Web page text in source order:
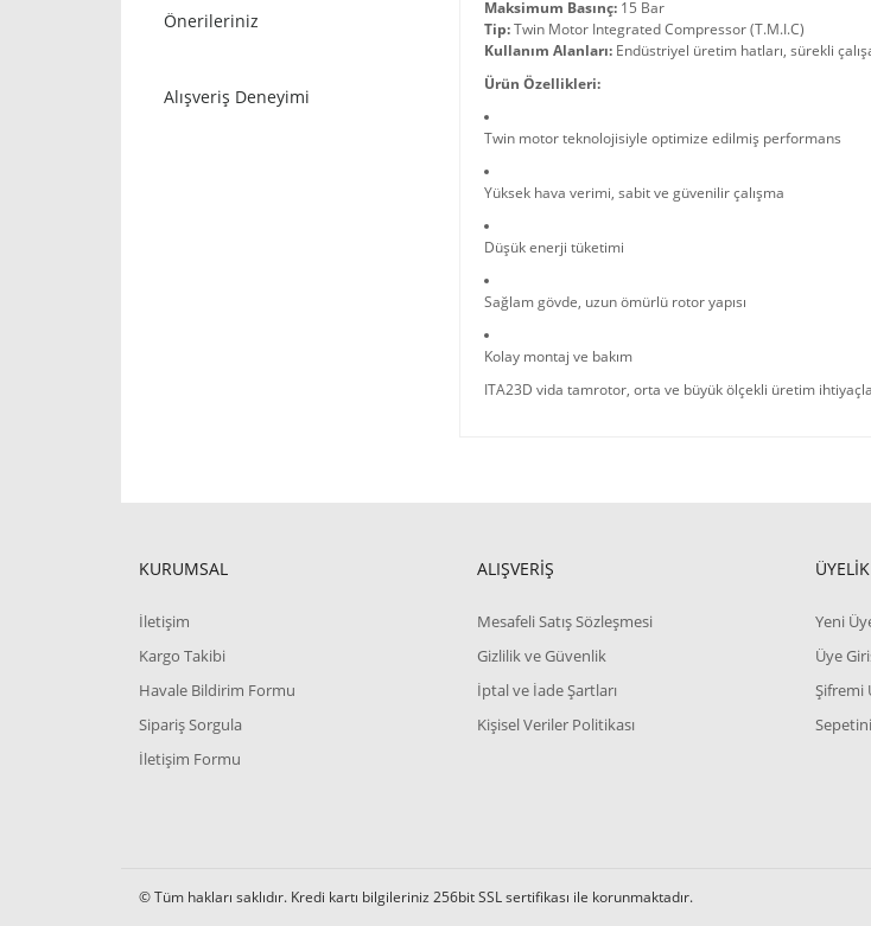
Önerileriniz
Alışveriş Deneyimi
Maksimum Basınç: 15 Bar
Tip:Twin Motor Integrated Compressor (T.M.I.C)
Kullanım Alanları: Endüstriyel üretim hatları, sürekli
Ürün Özellikleri:
Twin motor teknolojisiyle optimize edilmiş performans
Yüksek hava verimi, sabit ve güvenilir çalışma
Düşük enerji tüketimi
Sağlam gövde, uzun ömürlü rotor yapısı
Kolay montaj ve bakım
ITA23D vida tamrotor, orta ve büyük ölçekli üretim
KURUMSAL
İletişim
Kargo Takibi
Havale Bildirim Formu
Sipariş Sorgula
İletişim Formu
ALIŞVERİŞ
Mesafeli Satış Sözleşmesi
Gizlilik ve Güvenlik
İptal ve İade Şartları
Kişisel Veriler Politikası
ÜYELİK
Yeni
Üye
Şifremi
© Tüm hakları saklıdır. Kredi kartı bilgileriniz 256bit SSL sertifikası ile korunmaktadır.